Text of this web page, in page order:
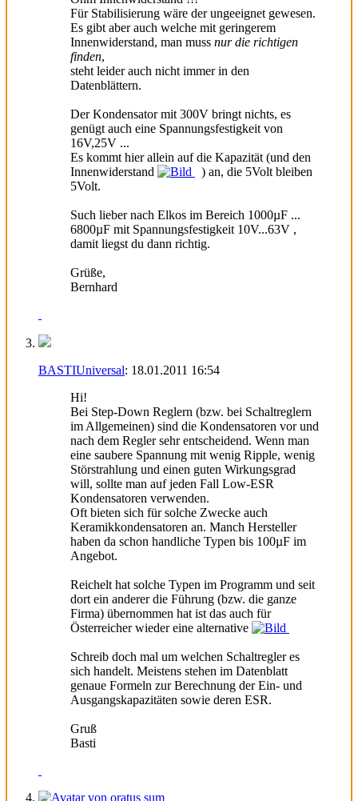
Für Stabilisierung wäre der ungeeignet gewesen.
Es gibt aber auch welche mit geringerem
Innenwiderstand, man muss nur die richtigen
finden,
steht leider auch nicht immer in den
Datenblättern.
Der Kondensator mit 300V bringt nichts, es
genügt auch eine Spannungsfestigkeit von
16V,25V ...
Es kommt hier allein auf die Kapazität (und den
Innenwiderstand
) an, die 5Volt bleiben
5Volt.
Such lieber nach Elkos im Bereich 1000µF ...
6800µF mit Spannungsfestigkeit 10V...63V ,
damit liegst du dann richtig.
Grüße,
Bernhard
BASTIUniversal: 18.01.2011 16:54
Hi!
Bei Step-Down Reglern (bzw. bei Schaltreglern
im Allgemeinen) sind die Kondensatoren vor und
nach dem Regler sehr entscheidend. Wenn man
eine saubere Spannung mit wenig Ripple, wenig
Störstrahlung und einen guten Wirkungsgrad
will, sollte man auf jeden Fall Low-ESR
Kondensatoren verwenden.
Oft bieten sich für solche Zwecke auch
Keramikkondensatoren an. Manch Hersteller
haben da schon handliche Typen bis 100µF im
Angebot.
Reichelt hat solche Typen im Programm und seit
dort ein anderer die Führung (bzw. die ganze
Firma) übernommen hat ist das auch für
Österreicher wieder eine alternative
Schreib doch mal um welchen Schaltregler es
sich handelt. Meistens stehen im Datenblatt
genaue Formeln zur Berechnung der Ein- und
Ausgangskapazitäten sowie deren ESR.
Gruß
Basti